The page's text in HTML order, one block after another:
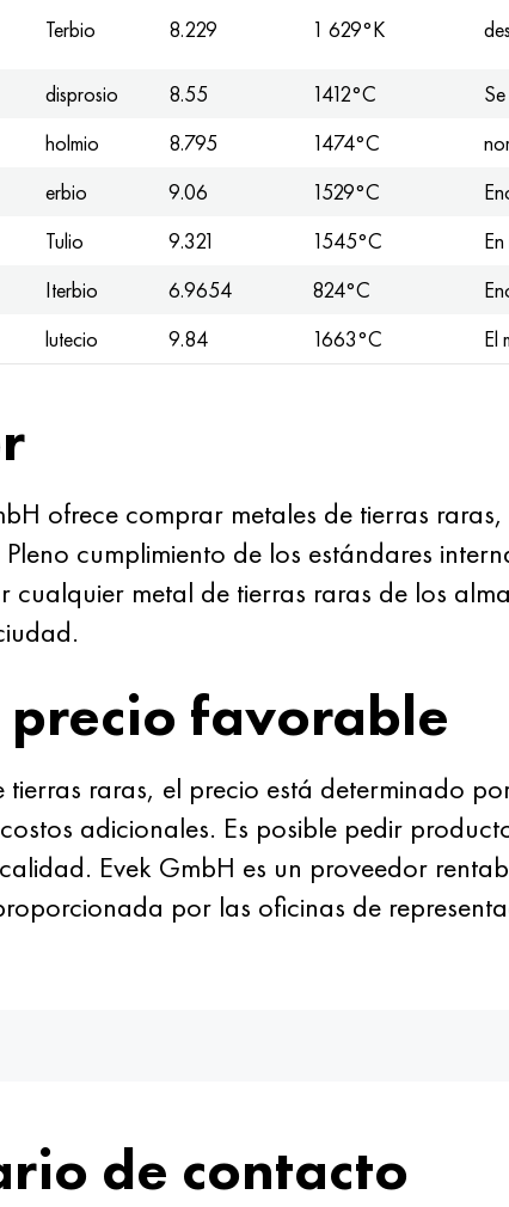
Terbio 8.229 1 629°K
disprosio 8.55 1412°C
holmio 8.795 1474°C
erbio 9.06 1529°C
Tulio 9.321 1545°C
Iterbio 6.9654 824°C
lutecio 9.84 1663°C El
ofrece comprar metales de tierras
cumplimiento de los estándares
cualquier metal de tierras raras de los
precio favorable
tierras raras, el precio está determinado
adicionales. Es posible pedir
Evek GmbH es un proveedor
por las oficinas de
de contacto